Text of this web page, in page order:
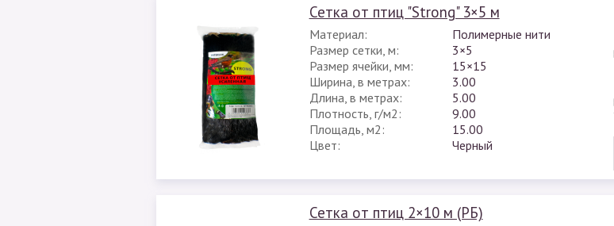
Сетка от птиц "Strong" 3×5 м
Материал:
Полимерные нити
Размер сетки, м:
3×5
Размер ячейки, мм:
15×15
Ширина, в метрах:
3.00
Длина, в метрах:
5.00
Плотность, г/м2:
9.00
Площадь, м2:
15.00
Цвет:
Черный
Сетка от птиц 2×10 м (РБ)